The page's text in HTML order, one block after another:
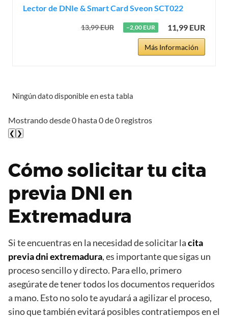
Lector de DNIe & Smart Card Sveon SCT022
13,99 EUR −2,00 EUR 11,99 EUR
Más Información
Ningún dato disponible en esta tabla
Mostrando desde 0 hasta 0 de 0 registros
❮ ❯
Cómo solicitar tu cita
previa DNI en
Extremadura
Si te encuentras en la necesidad de solicitar lacita
previa dni extremadura, es importante que sigas un
proceso sencillo y directo. Para ello, primero
asegúrate de tener todos los documentos requeridos
a mano. Esto no solo te ayudará a agilizar el proceso,
sino que también evitará posibles contratiempos en el